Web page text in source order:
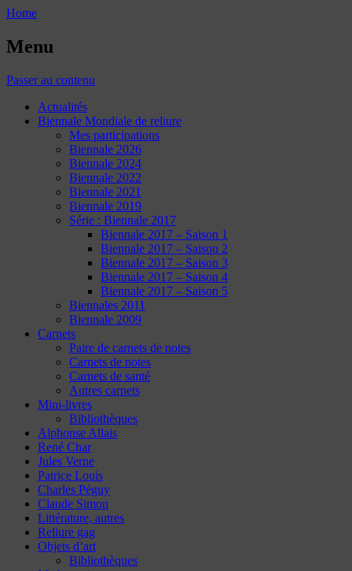
Home
Menu
Passer au contenu
Actualités
Biennale Mondiale de reliure
Mes participations
Biennale 2026
Biennale 2024
Biennale 2022
Biennale 2021
Biennale 2019
Série : Biennale 2017
Biennale 2017 – Saison 1
Biennale 2017 – Saison 2
Biennale 2017 – Saison 3
Biennale 2017 – Saison 4
Biennale 2017 – Saison 5
Biennales 2011
Biennale 2009
Carnets
Paire de carnets de notes
Carnets de notes
Carnets de santé
Autres carnets
Mini-livres
Bibliothèques
Alphonse Allais
René Char
Jules Verne
Patrice Louis
Charles Péguy
Claude Simon
Littérature, autres
Reliure gag
Objets d’art
Bibliothèques